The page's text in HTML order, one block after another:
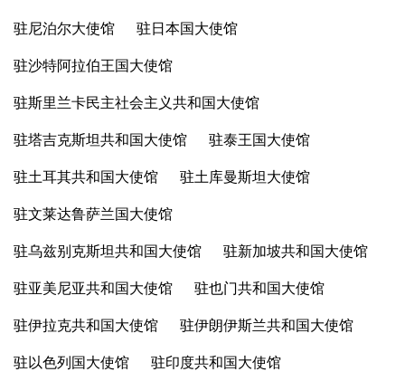
驻尼泊尔大使馆 驻日本国大使馆
驻沙特阿拉伯王国大使馆
驻斯里兰卡民主社会主义共和国大使馆
驻塔吉克斯坦共和国大使馆 驻泰王国大使馆
驻土耳其共和国大使馆 驻土库曼斯坦大使馆
驻文莱达鲁萨兰国大使馆
驻乌兹别克斯坦共和国大使馆 驻新加坡共和国大使馆
驻亚美尼亚共和国大使馆 驻也门共和国大使馆
驻伊拉克共和国大使馆 驻伊朗伊斯兰共和国大使馆
驻以色列国大使馆 驻印度共和国大使馆